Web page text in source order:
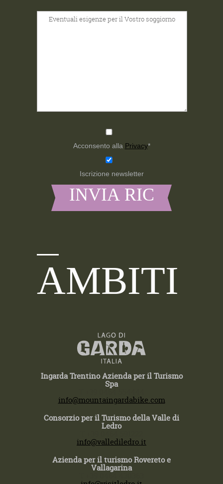
Acconsento alla Privacy*
Iscrizione newsletter
AMBITI
Ingarda Trentino Azienda per il Turismo
Spa
info@mountaingardabike.com
Consorzio per il Turismo della Valle di
Ledro
info@vallediledro.it
Azienda per il turismo Rovereto e
Vallagarina